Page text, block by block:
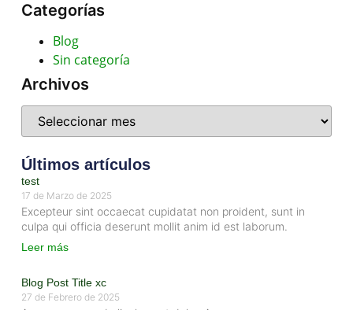
Categorías
Blog
Sin categoría
Archivos
Últimos artículos
test
17 de Marzo de 2025
Excepteur sint occaecat cupidatat non proident, sunt in
culpa qui officia deserunt mollit anim id est laborum.
Leer más
Blog Post Title xc
27 de Febrero de 2025